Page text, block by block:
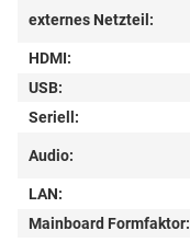
externes Netzteil:
HDMI:
USB:
Seriell:
Audio:
LAN:
Mainboard Formfaktor: